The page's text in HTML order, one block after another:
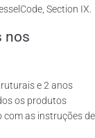
Section IX.
nos
e 2 anos
os produtos
com as instruções de